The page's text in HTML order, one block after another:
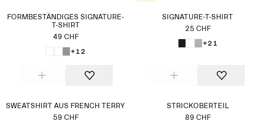
FORMBESTÄNDIGES SIGNATURE-
T-SHIRT
49 CHF
+12
SIGNATURE-T-SHIRT
25 CHF
+21
SWEATSHIRT AUS FRENCH TERRY
59 CHF
STRICKOBERTEIL
89 CHF